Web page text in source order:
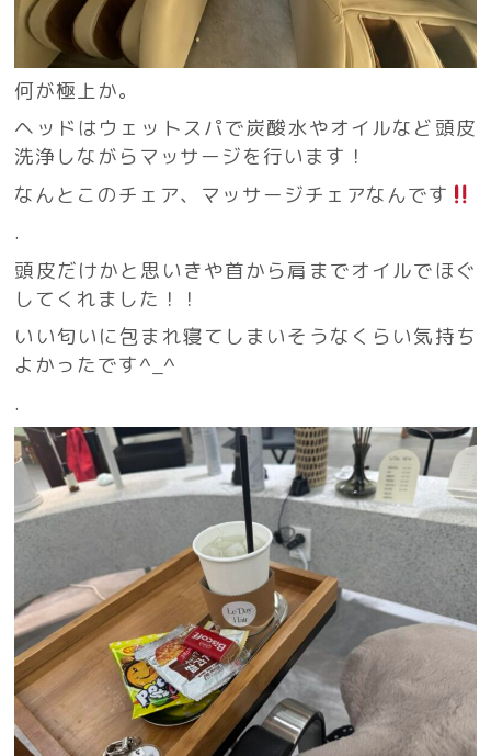
何が極上か。
ヘッドはウェットスパで炭酸水やオイルなど頭皮
洗浄しながらマッサージを行います！
なんとこのチェア、マッサージチェアなんです
.
頭皮だけかと思いきや首から肩までオイルでほぐ
してくれました！！
いい匂いに包まれ寝てしまいそうなくらい気持ち
よかったです^_^
.